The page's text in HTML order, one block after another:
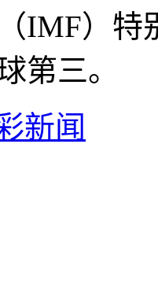
IMF）特
第三。
新闻